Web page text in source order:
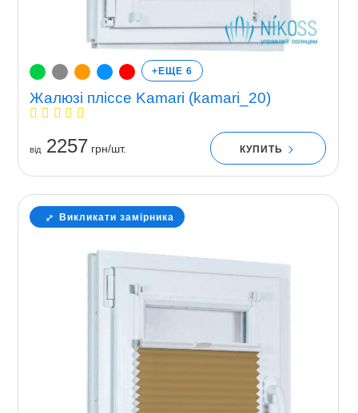
+ЕЩЕ 6
Жалюзі пліссе Kamari (kamari_20)
вiд2257 грн/шт. КУПИТЬ
Викликати замірника